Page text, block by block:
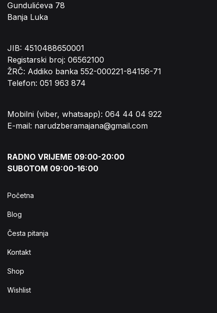
Gundulićeva 78
Banja Luka
JIB: 4510488650001
Registarski broj: 06562100
ŽRČ: Addiko banka 552-000221-84156-71
Telefon: 051 963 874
Mobilni (viber, whatsapp): 064 44 04 922
E-mail: narudzberamajana@gmail.com
RADNO VRIJEME 09:00-20:00
SUBOTOM 09:00-16:00
Početna
Blog
Česta pitanja
Kontakt
Shop
Wishlist